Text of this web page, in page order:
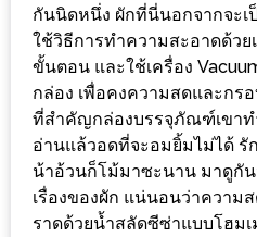
ลุ้น
GIFT
VOUCHER
รับ
ประทาน
อาหาร
กันนิดหนึ่ง ผักที่นี่นอกจากจะเ
ใช้วิธีการทำความสะอาดด้วย
ขั้นตอน และใช้เครื่อง
กล่อง เพื่อคงความสดและกร
ที่สำคัญกล่องบรรจุภัณฑ์เขาท
อ่านแล้วอดที่จะอมยิ้มไม่ได้ รั
น้าอ้วนก็โม้มาซะนาน มาดูกัน
เรื่องของผัก แน่นอนว่าความ
ราดด้วยน้ำสลัดซีซ่าแบบโฮม